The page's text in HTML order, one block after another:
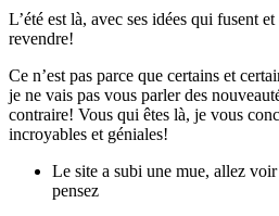
L’été est là, avec ses idées qui fusent
revendre!
Ce n’est pas parce que certains et
je ne vais pas vous parler des
contraire! Vous qui êtes là, je vous
incroyables et géniales!
Le site a subi une mue, allez
pensez